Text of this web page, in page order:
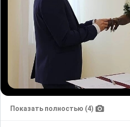
Показать полностью (4)